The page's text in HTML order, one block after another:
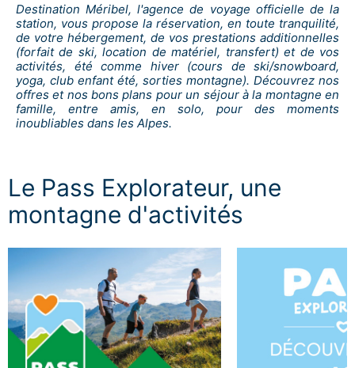
Destination Méribel, l'agence de voyage officielle de la
station, vous propose la réservation, en toute tranquilité,
de votre hébergement, de vos prestations additionnelles
(forfait de ski, location de matériel, transfert) et de vos
activités, été comme hiver (cours de ski/snowboard,
yoga, club enfant été, sorties montagne). Découvrez nos
offres et nos bons plans pour un séjour à la montagne en
famille, entre amis, en solo, pour des moments
inoubliables dans les Alpes.
Le Pass Explorateur, une
montagne d'activités